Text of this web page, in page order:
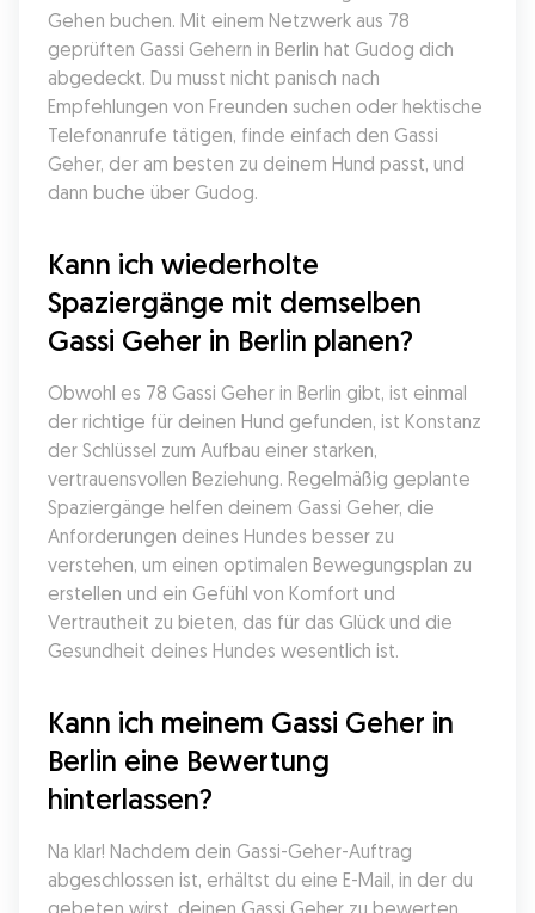
Gehen buchen. Mit einem Netzwerk aus 78
geprüften Gassi Gehern in Berlin hat Gudog dich
abgedeckt. Du musst nicht panisch nach
Empfehlungen von Freunden suchen oder hektische
Telefonanrufe tätigen, finde einfach den Gassi
Geher, der am besten zu deinem Hund passt, und
dann buche über Gudog.
Kann ich wiederholte
Spaziergänge mit demselben
Gassi Geher in Berlin planen?
Obwohl es 78 Gassi Geher in Berlin gibt, ist einmal
der richtige für deinen Hund gefunden, ist Konstanz
der Schlüssel zum Aufbau einer starken,
vertrauensvollen Beziehung. Regelmäßig geplante
Spaziergänge helfen deinem Gassi Geher, die
Anforderungen deines Hundes besser zu
verstehen, um einen optimalen Bewegungsplan zu
erstellen und ein Gefühl von Komfort und
Vertrautheit zu bieten, das für das Glück und die
Gesundheit deines Hundes wesentlich ist.
Kann ich meinem Gassi Geher in
Berlin eine Bewertung
hinterlassen?
Na klar! Nachdem dein Gassi-Geher-Auftrag
abgeschlossen ist, erhältst du eine E-Mail, in der du
gebeten wirst, deinen Gassi Geher zu bewerten